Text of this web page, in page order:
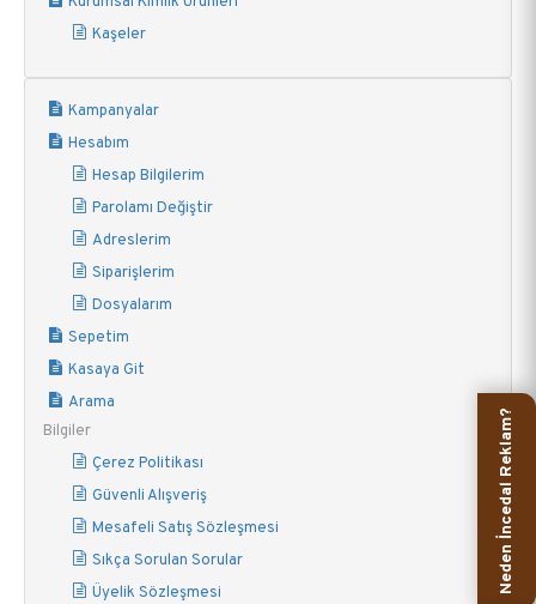
Kaşeler
Kampanyalar
Hesabım
Hesap Bilgilerim
Parolamı Değiştir
Adreslerim
Siparişlerim
Dosyalarım
Sepetim
Kasaya Git
Arama
Bilgiler
Çerez Politikası
Güvenli Alışveriş
Mesafeli Satış Sözleşmesi
Sıkça Sorulan Sorular
Üyelik Sözleşmesi
Neden İncedal Reklam?